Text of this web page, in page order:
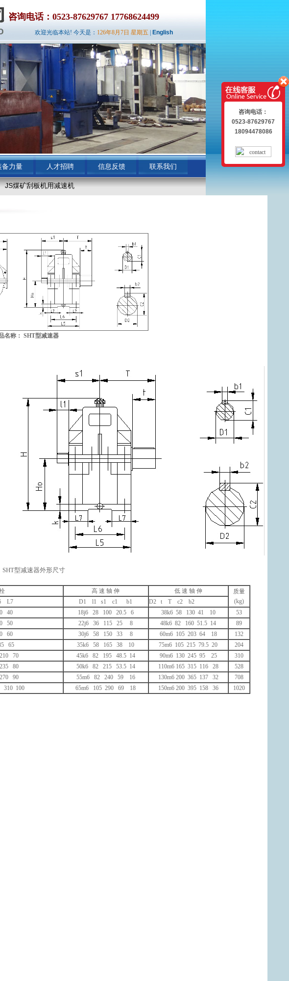
咨询电话：0523-87629767 17768624499
欢迎光临本站! 今天是： 126年8月7日 星期五 English
备力量 人才招聘 信息反馈 联系我们
JS煤矿刮板机用减速机
名称： SHT型减速器
SHT型减速器外形尺寸
高 速 轴 伸 低 速 轴 伸
质量
(kg)
L7 D1 l1 s1 c1 b1
D2 t T c2 b2
40 18j6 28 100 20.5 6 38k6 58 130 41 10
53
50 22j6 36 115 25 8 48k6 82 160 51.5 14
89
60 30j6 58 150 33 8 60m6 105 203 64 18
132
65 35k6 58 165 38 10 75m6 105 215 79.5 20
204
70 45k6 82 195 48.5 14 90m6 130 245 95 25
310
80 50k6 82 215 53.5 14 110m6 165 315 116 28
528
90 55m6 82 240 59 16 130m6 200 365 137 32
708
100 65m6 105 290 69 18 150m6 200 395 158 36 1020
咨询电话：
0523-87629767
18094478086